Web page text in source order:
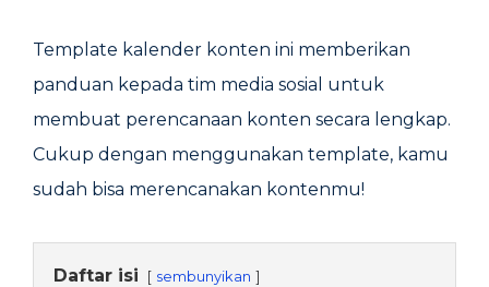
Template kalender konten ini memberikan
panduan kepada tim media sosial untuk
membuat perencanaan konten secara lengkap.
Cukup dengan menggunakan template, kamu
sudah bisa merencanakan kontenmu!
Daftar isi sembunyikan